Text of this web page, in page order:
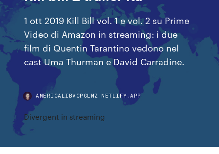
1 ott 2019 Kill Bill vol. 1 e vol. 2 su Prime
Video di Amazon in streaming: i due
film di Quentin Tarantino vedono nel
cast Uma Thurman e David Carradine.
AMERICALIBVCPGLMZ.NETLIFY.APP
Divergent in streaming